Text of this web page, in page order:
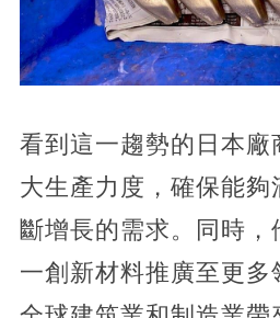
看到這一趨勢的日本廠
大生產力度，確保能夠
斷增長的需求。同時，
一創新材料推廣至更多